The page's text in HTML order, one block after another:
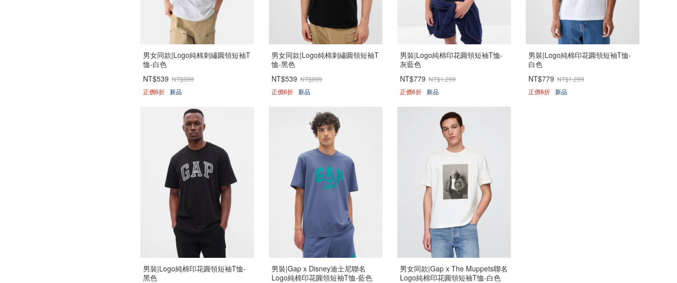
男女同款|Logo純棉刺繡圓領短袖T
恤-白色
NT$539 NT$899
正價6折 新品
男女同款|Logo純棉刺繡圓領短袖T
恤-黑色
NT$539 NT$899
正價6折 新品
男裝|Logo純棉印花圓領短袖T恤-
灰藍色
NT$779 NT$1,299
正價6折 新品
男裝|Logo純棉印花圓領短袖T恤-
白色
NT$779 NT$1,299
正價6折 新品
男裝|Logo純棉印花圓領短袖T恤-
黑色
男裝|Gap x Disney迪士尼聯名
Logo純棉印花圓領短袖T恤-藍色
男女同款|Gap x The Muppets聯名
Logo純棉印花圓領短袖T恤-白色